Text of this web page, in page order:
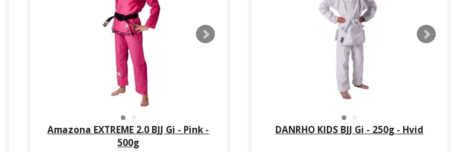
Amazona EXTREME 2.0 BJJ Gi - Pink -
500g
DANRHO KIDS BJJ Gi - 250g - Hvid